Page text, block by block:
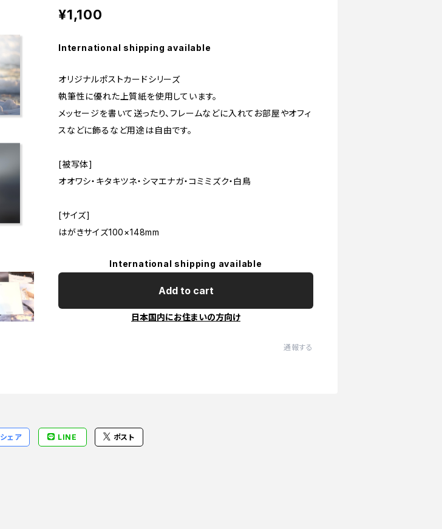
¥1,100
International shipping available
オリジナルポストカードシリーズ
執筆性に優れた上質紙を使用しています。
メッセージを書いて送ったり、フレームなどに入れてお部屋やオフィ
スなどに飾るなど用途は自由です。
[被写体]
オオワシ・キタキツネ・シマエナガ・コミミズク・白鳥
[サイズ]
はがきサイズ100×148mm
International shipping available
Add to cart
日本国内にお住まいの方向け
通報する
シェア LINE ポスト